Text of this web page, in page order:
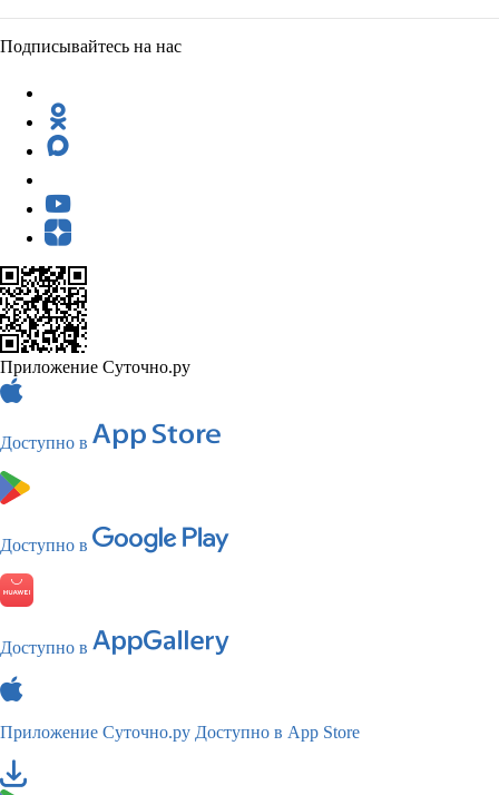
Подписывайтесь на нас
Приложение Суточно.ру
Доступно в
Доступно в
Доступно в
Приложение Суточно.ру Доступно в App Store